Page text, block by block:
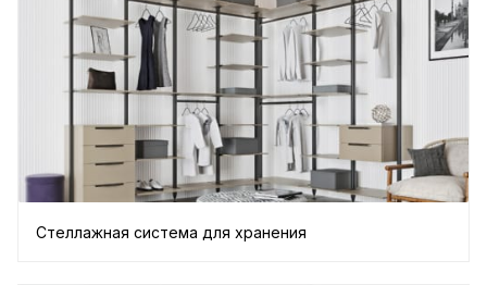
Стеллажная система для хранения